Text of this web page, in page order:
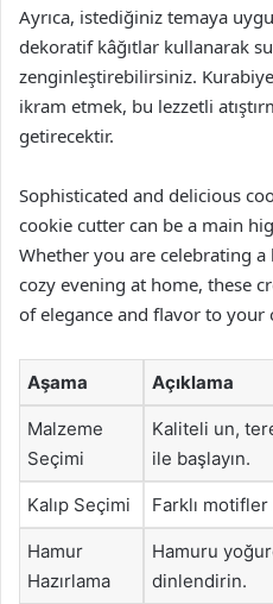
Ayrıca, istediğiniz temaya
dekoratif kâğıtlar kullanarak
zenginleştirebilirsiniz.
ikram etmek, bu lezzetli
getirecektir.
Sophisticated and delicious
cookie cutter can be a main
Whether you are celebrating
cozy evening at home, these
of elegance and flavor to your
Aşama Açıklama
Malzeme
Seçimi
Kaliteli un,
ile başlayın.
Kalıp Seçimi Farklı
Hamur
Hazırlama
Hamuru
dinlendirin.